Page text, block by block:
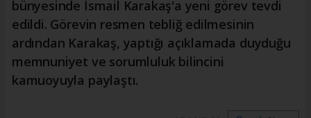
bünyesinde İsmail Karakaş'a yeni görev tevdi
edildi. Görevin resmen tebliğ edilmesinin
ardından Karakaş, yaptığı açıklamada duyduğu
memnuniyet ve sorumluluk bilincini
kamuoyuyla paylaştı.